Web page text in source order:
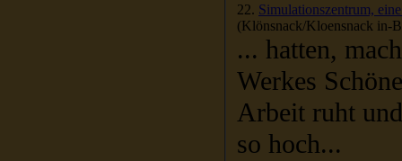
22. Simulationszentrum,
(Klönsnack/Kloensnack in-
... hatten,
Werkes
Arbeit ruht
so hoch...